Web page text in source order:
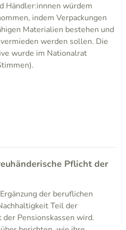
Händler:innnen würdem
indem Verpackungen
Materialien bestehen und
werden sollen. Die
wurde im Nationalrat
Pflicht der
der beruflichen
Teil der
Pensionskassen wird.